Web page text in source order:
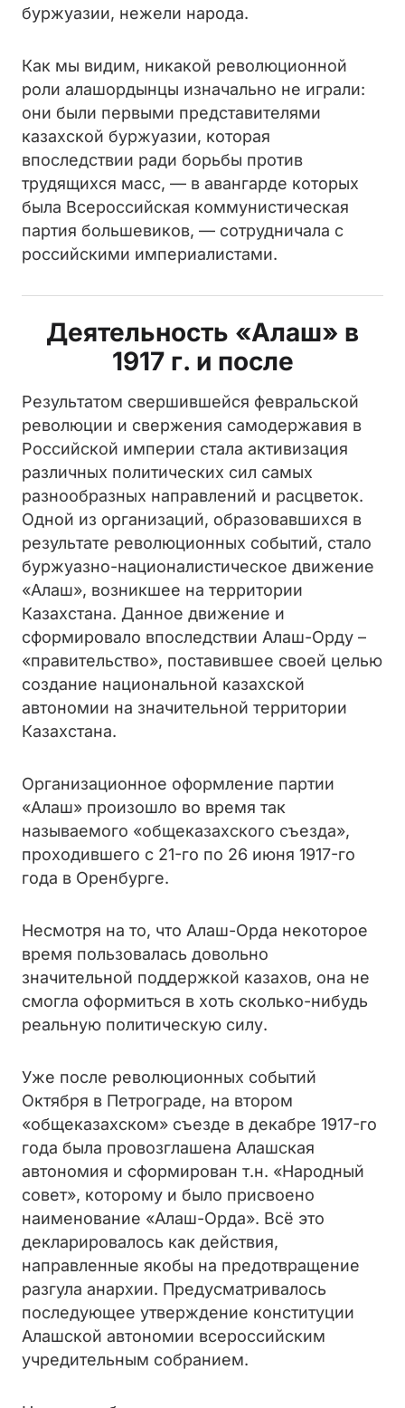
буржуазии, нежели народа.
Как мы видим, никакой революционной
роли алашордынцы изначально не играли:
они были первыми представителями
казахской буржуазии, которая
впоследствии ради борьбы против
трудящихся масс, — в авангарде которых
была Всероссийская коммунистическая
партия большевиков, — сотрудничала с
российскими империалистами.
Деятельность «Алаш» в
1917 г. и после
Результатом свершившейся февральской
революции и свержения самодержавия в
Российской империи стала активизация
различных политических сил самых
разнообразных направлений и расцветок.
Одной из организаций, образовавшихся в
результате революционных событий, стало
буржуазно-националистическое движение
«Алаш», возникшее на территории
Казахстана. Данное движение и
сформировало впоследствии Алаш-Орду –
«правительство», поставившее своей целью
создание национальной казахской
автономии на значительной территории
Казахстана.
Организационное оформление партии
«Алаш» произошло во время так
называемого «общеказахского съезда»,
проходившего с 21-го по 26 июня 1917-го
года в Оренбурге.
Несмотря на то, что Алаш-Орда некоторое
время пользовалась довольно
значительной поддержкой казахов, она не
смогла оформиться в хоть сколько-нибудь
реальную политическую силу.
Уже после революционных событий
Октября в Петрограде, на втором
«общеказахском» съезде в декабре 1917-го
года была провозглашена Алашская
автономия и сформирован т.н. «Народный
совет», которому и было присвоено
наименование «Алаш-Орда». Всё это
декларировалось как действия,
направленные якобы на предотвращение
разгула анархии. Предусматривалось
последующее утверждение конституции
Алашской автономии всероссийским
учредительным собранием.